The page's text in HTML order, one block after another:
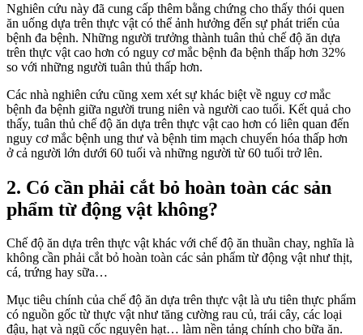
Nghiên cứu này đã cung cấp thêm bằng chứng cho thấy thói quen
ăn uống dựa trên thực vật có thể ảnh hưởng đến sự phát triển của
bệnh đa bệnh. Những người trưởng thành tuân thủ chế độ ăn dựa
trên thực vật cao hơn có nguy cơ mắc bệnh đa bệnh thấp hơn 32%
so với những người tuân thủ thấp hơn.
Các nhà nghiên cứu cũng xem xét sự khác biệt về nguy cơ mắc
bệnh đa bệnh giữa người trung niên và người cao tuổi. Kết quả cho
thấy, tuân thủ chế độ ăn dựa trên thực vật cao hơn có liên quan đến
nguy cơ mắc bệnh ung thư và bệnh tim mạch chuyển hóa thấp hơn
ở cả người lớn dưới 60 tuổi và những người từ 60 tuổi trở lên.
2. Có cần phải cắt bỏ hoàn toàn các sản
phẩm từ động vật không?
Chế độ ăn dựa trên thực vật khác với chế độ ăn thuần chay, nghĩa là
không cần phải cắt bỏ hoàn toàn các sản phẩm từ động vật như thịt,
cá, trứng hay sữa…
Mục tiêu chính của chế độ ăn dựa trên thực vật là ưu tiên thực phẩm
có nguồn gốc từ thực vật như tăng cường rau củ, trái cây, các loại
đậu, hạt và ngũ cốc nguyên hạt… làm nền tảng chính cho bữa ăn.